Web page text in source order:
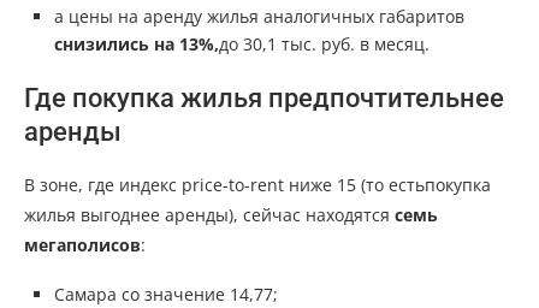
а цены на аренду жилья аналогичных габаритов
снизились на 13%,до 30,1 тыс. руб. в месяц.
Где покупка жилья предпочтительнее
аренды
В зоне, где индекс price-to-rent ниже 15 (то естьпокупка
жилья выгоднее аренды), сейчас находятся семь
мегаполисов:
Самара со значение 14,77;